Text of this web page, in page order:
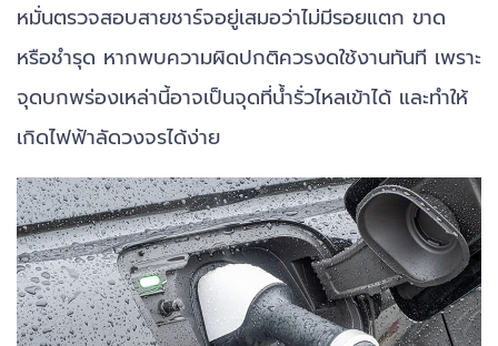
หมั่นตรวจสอบสายชาร์จอยู่เสมอว่าไม่มีรอยแตก ขาด
หรือชำรุด หากพบความผิดปกติควรงดใช้งานทันที เพราะ
จุดบกพร่องเหล่านี้อาจเป็นจุดที่น้ำรั่วไหลเข้าได้ และทำให้
เกิดไฟฟ้าลัดวงจรได้ง่าย